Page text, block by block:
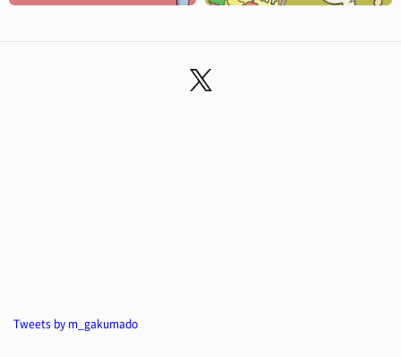
Tweets by m_gakumado